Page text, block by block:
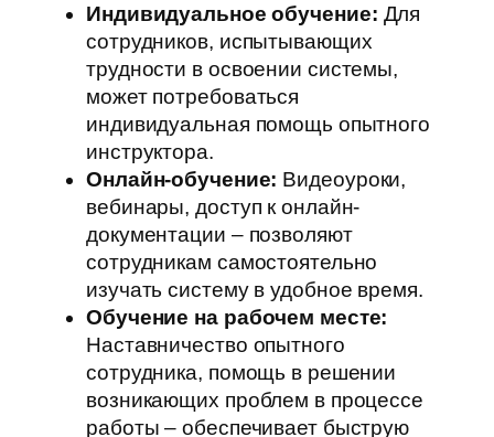
Индивидуальное обучение: Для
сотрудников, испытывающих
трудности в освоении системы,
может потребоваться
индивидуальная помощь опытного
инструктора.
Онлайн-обучение: Видеоуроки,
вебинары, доступ к онлайн-
документации – позволяют
сотрудникам самостоятельно
изучать систему в удобное время.
Обучение на рабочем месте:
Наставничество опытного
сотрудника, помощь в решении
возникающих проблем в процессе
работы – обеспечивает быструю